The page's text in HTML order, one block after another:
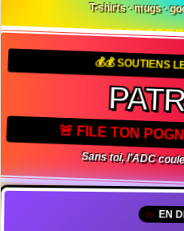
T-shirts · mugs ·
💰💰 SOUTIENS
🚨 FILE TON
Sans toi, l'ADC
EN